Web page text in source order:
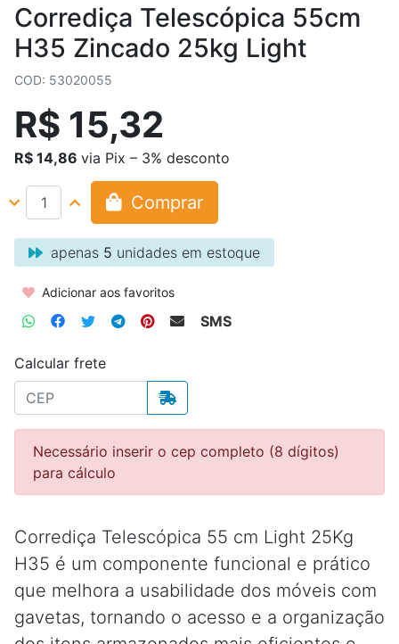
Corrediça Telescópica 55cm
H35 Zincado 25kg Light
COD: 53020055
R$ 15,32
R$ 14,86 via Pix – 3% desconto
Comprar
apenas 5 unidades em estoque
Adicionar aos favoritos
SMS
Calcular frete
Necessário inserir o cep completo (8 dígitos)
para cálculo
Corrediça Telescópica 55 cm Light 25Kg
H35 é um componente funcional e prático
que melhora a usabilidade dos móveis com
gavetas, tornando o acesso e a organização